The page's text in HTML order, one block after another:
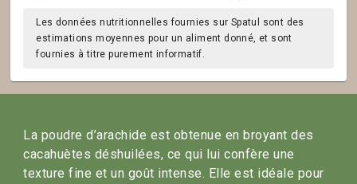
Les données nutritionnelles fournies sur Spatul sont des
estimations moyennes pour un aliment donné, et sont
fournies à titre purement informatif.
La poudre d’arachide est obtenue en broyant des
cacahuètes déshuilées, ce qui lui confère une
texture fine et un goût intense. Elle est idéale pour